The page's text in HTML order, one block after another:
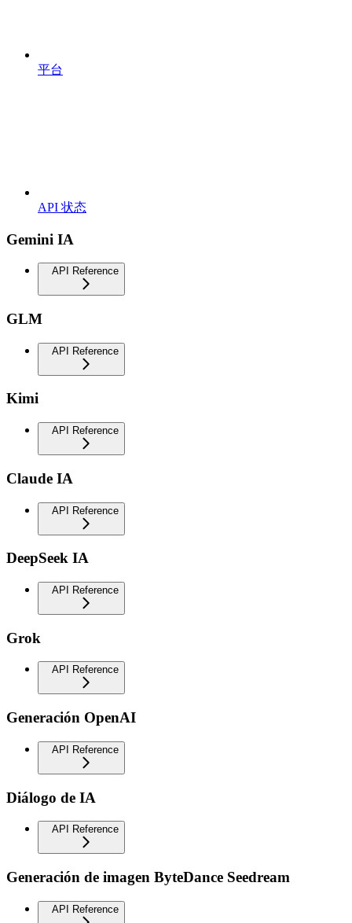
平台
API 状态
Gemini IA
API Reference
GLM
API Reference
Kimi
API Reference
Claude IA
API Reference
DeepSeek IA
API Reference
Grok
API Reference
Generación OpenAI
API Reference
Diálogo de IA
API Reference
Generación de imagen ByteDance Seedream
API Reference